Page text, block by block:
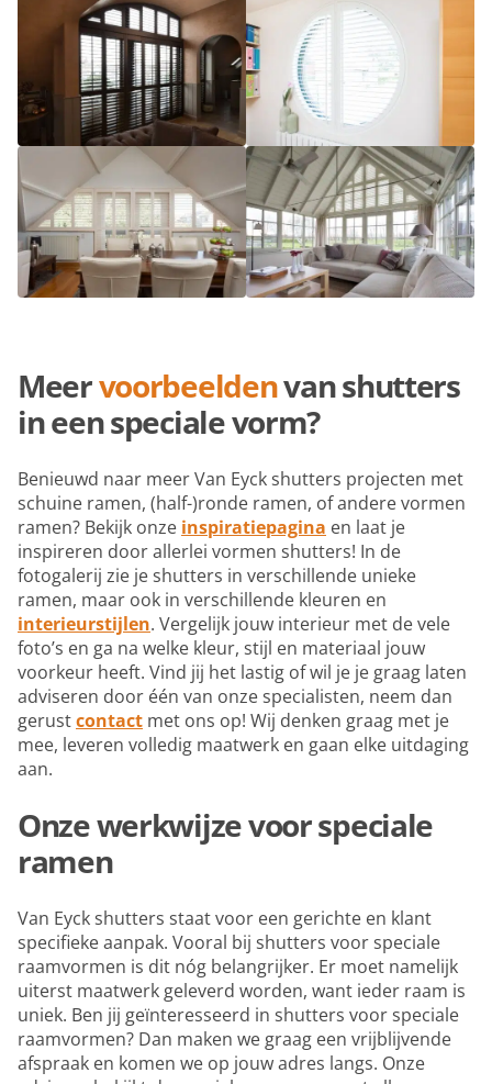
Meervoorbeeldenvan shutters
in een speciale vorm?
Benieuwd naar meer Van Eyck shutters projecten met
schuine ramen, (half-)ronde ramen, of andere vormen
ramen? Bekijk onze inspiratiepagina en laat je
inspireren door allerlei vormen shutters! In de
fotogalerij zie je shutters in verschillende unieke
ramen, maar ook in verschillende kleuren en
interieurstijlen. Vergelijk jouw interieur met de vele
foto’s en ga na welke kleur, stijl en materiaal jouw
voorkeur heeft. Vind jij het lastig of wil je je graag laten
adviseren door één van onze specialisten, neem dan
gerustcontact met ons op! Wij denken graag met je
mee, leveren volledig maatwerk en gaan elke uitdaging
aan.
Onze werkwijze voor speciale
ramen
Van Eyck shutters staat voor een gerichte en klant
specifieke aanpak. Vooral bij shutters voor speciale
raamvormen is dit nóg belangrijker. Er moet namelijk
uiterst maatwerk geleverd worden, want ieder raam is
uniek. Ben jij geïnteresseerd in shutters voor speciale
raamvormen? Dan maken we graag een vrijblijvende
afspraak en komen we op jouw adres langs. Onze